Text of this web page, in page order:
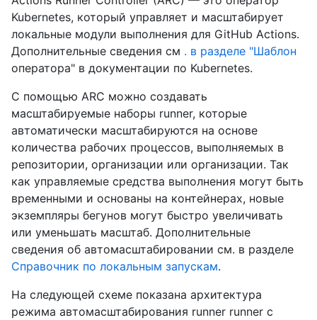
Kubernetes, который управляет и масштабирует
локальные модули выполнения для GitHub Actions.
Дополнительные сведения см . в разделе "Шаблон
оператора" в документации по Kubernetes.
С помощью ARC можно создавать
масштабируемые наборы runner, которые
автоматически масштабируются на основе
количества рабочих процессов, выполняемых в
репозитории, организации или организации. Так
как управляемые средства выполнения могут быть
временными и основаны на контейнерах, новые
экземпляры бегунов могут быстро увеличивать
или уменьшать масштаб. Дополнительные
сведения об автомасштабировании см. в разделе
Справочник по локальным запускам.
На следующей схеме показана архитектура
режима автомасштабирования runner runner с